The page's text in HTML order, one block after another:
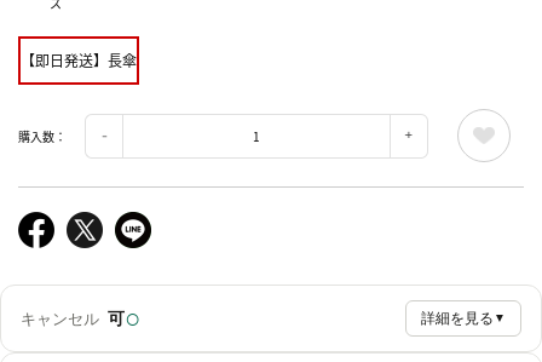
【即日発送】長傘
購入数：
キャンセル 可○ 詳細を見る ▼